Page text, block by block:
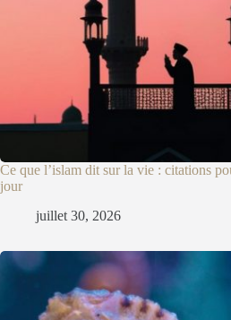
Ce que l’islam dit sur la vie : citations
jour
juillet 30, 2026